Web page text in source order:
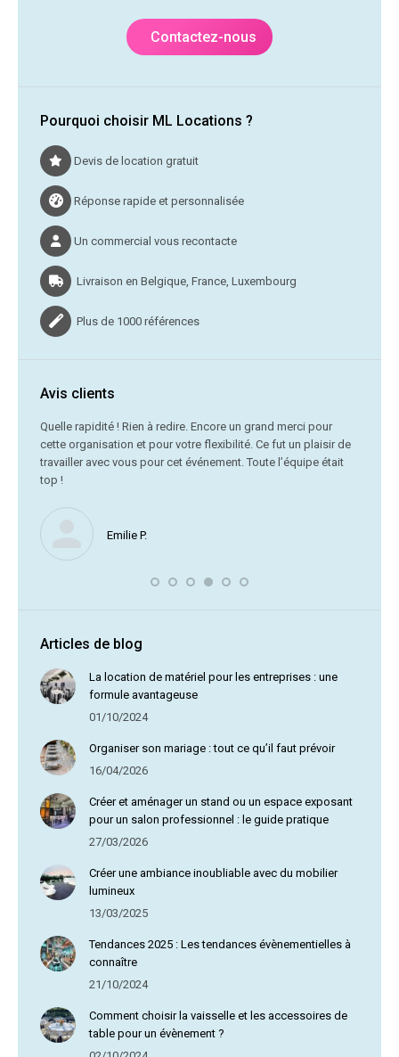
Contactez-nous
Pourquoi choisir ML Locations ?
Devis de location gratuit
Réponse rapide et personnalisée
Un commercial vous recontacte
Livraison en Belgique, France, Luxembourg
Plus de 1000 références
Avis clients
Quelle rapidité ! Rien à redire. Encore un grand merci pour
cette organisation et pour votre flexibilité. Ce fut un plaisir de
travailler avec vous pour cet événement. Toute l’équipe était
top !
Emilie P.
Articles de blog
La location de matériel pour les entreprises : une
formule avantageuse
01/10/2024
Organiser son mariage : tout ce qu’il faut prévoir
16/04/2026
Créer et aménager un stand ou un espace exposant
pour un salon professionnel : le guide pratique
27/03/2026
Créer une ambiance inoubliable avec du mobilier
lumineux
13/03/2025
Tendances 2025 : Les tendances évènementielles à
connaître
21/10/2024
Comment choisir la vaisselle et les accessoires de
table pour un évènement ?